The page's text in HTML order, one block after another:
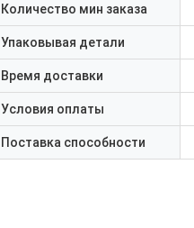
Количество мин заказа
Упаковывая детали
Время доставки
Условия оплаты
Поставка способности